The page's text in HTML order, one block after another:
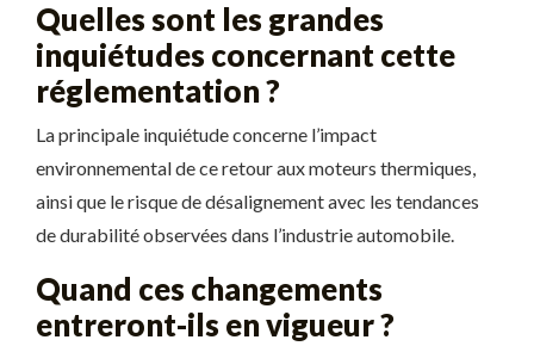
Quelles sont les grandes
inquiétudes concernant cette
réglementation ?
La principale inquiétude concerne l’impact
environnemental de ce retour aux moteurs thermiques,
ainsi que le risque de désalignement avec les tendances
de durabilité observées dans l’industrie automobile.
Quand ces changements
entreront-ils en vigueur ?